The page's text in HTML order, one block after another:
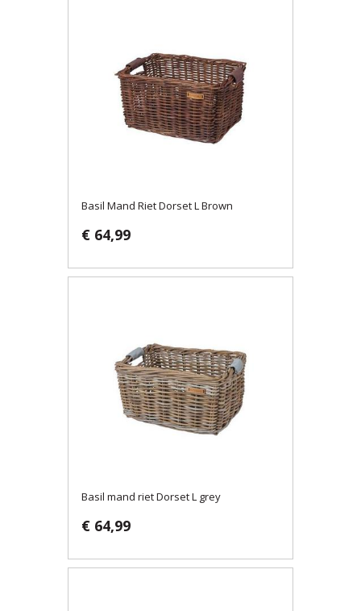
Basil Mand Riet Dorset L Brown
€ 64,99
Basil mand riet Dorset L grey
€ 64,99